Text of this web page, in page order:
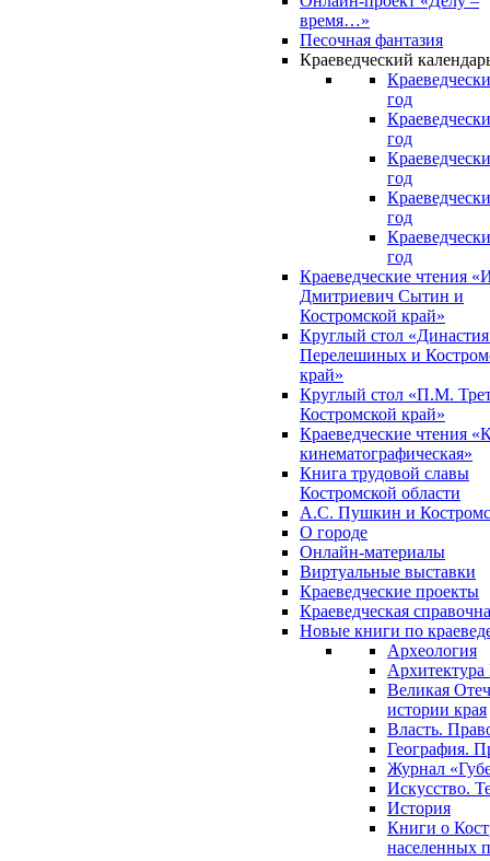
время…»
Песочная фантазия
Краеведческий
год
год
год
год
год
Краеведческие чтения
Дмитриевич Сытин и
Костромской край»
Круглый стол
Перелешиных и
край»
Круглый стол «П.М.
Костромской край»
Краеведческие чтения
кинематографическая»
Книга трудовой славы
Костромской области
А.С. Пушкин и
О городе
Онлайн-материалы
Виртуальные выставки
Краеведческие проекты
Краеведческая
Новые книги по
Археология
Архитектура
Великая
истории края
Власть.
География.
Журнал
Искусство.
История
Книги о
населенных